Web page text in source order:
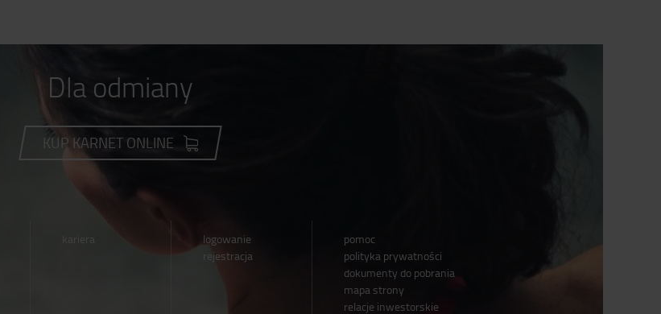
Dla odmiany
KUP KARNET ONLINE
kariera
logowanie
rejestracja
pomoc
polityka prywatności
dokumenty do pobrania
mapa strony
relacje inwestorskie